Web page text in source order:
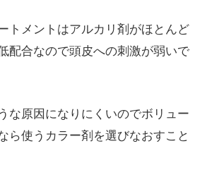
トメントはアルカリ剤がほとんど
配合なので頭皮への刺激が弱いで
な原因になりにくいのでボリュー
ら使うカラー剤を選びなおすこと